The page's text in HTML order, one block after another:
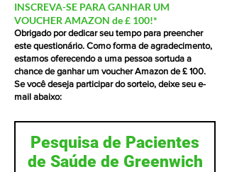
INSCREVA-SE PARA GANHAR UM
VOUCHER AMAZON de £ 100!*
Obrigado por dedicar seu tempo para preencher
este questionário. Como forma de agradecimento,
estamos oferecendo a uma pessoa sortuda a
chance de ganhar um voucher Amazon de £ 100.
Se você deseja participar do sorteio, deixe seu e-
mail abaixo:
Pesquisa de Pacientes
de Saúde de Greenwich